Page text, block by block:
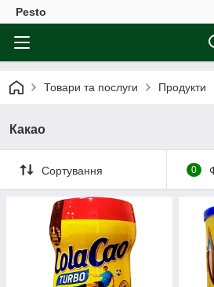
Pesto
Товари та послуги Продукти
Какао
Сортування 0